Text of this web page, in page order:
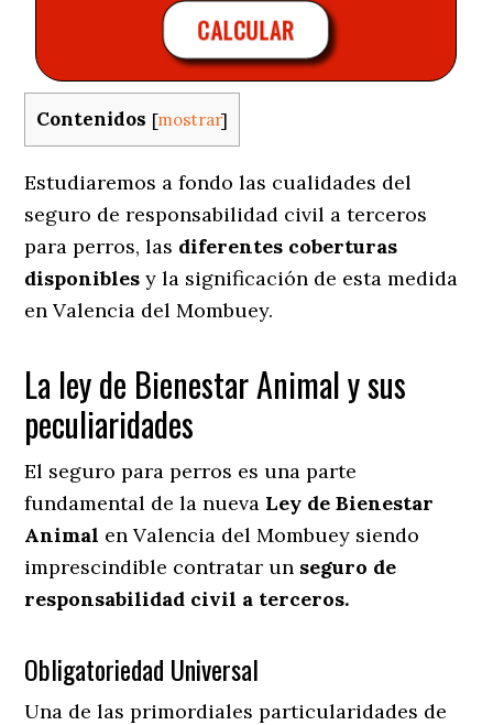
CALCULAR
Contenidos [mostrar]
Estudiaremos a fondo las cualidades del
seguro de responsabilidad civil a terceros
para perros, las diferentes coberturas
disponibles y la significación de esta medida
en Valencia del Mombuey.
La ley de Bienestar Animal y sus
peculiaridades
El seguro para perros es una parte
fundamental de la nueva Ley de Bienestar
Animal en Valencia del Mombuey siendo
imprescindible contratar un seguro de
responsabilidad civil a terceros.
Obligatoriedad Universal
Una de las primordiales particularidades de